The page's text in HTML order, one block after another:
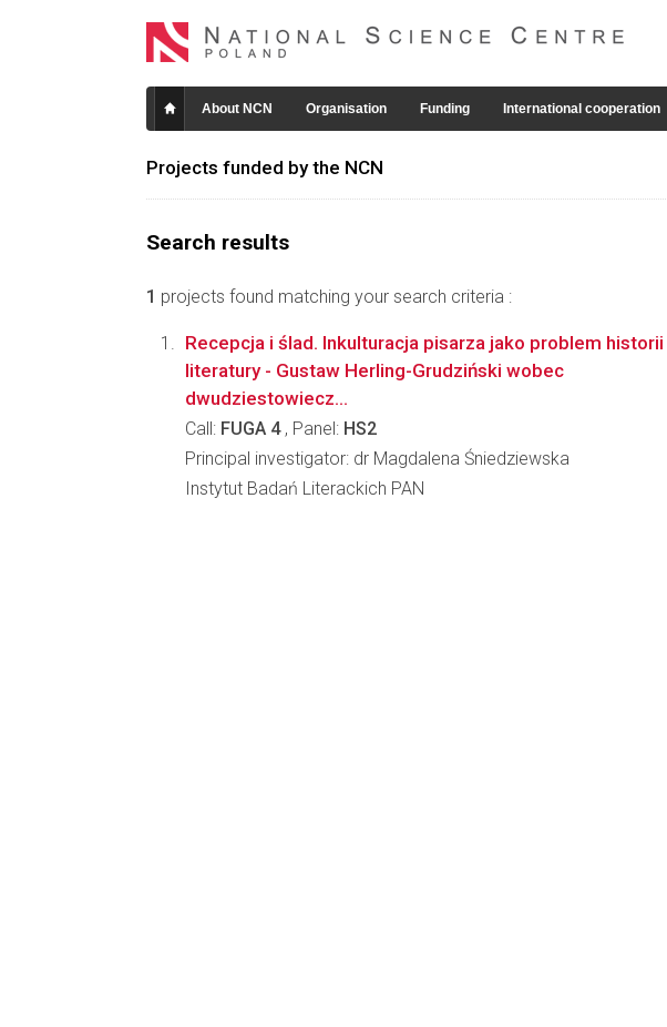
About NCN Organisation Funding International cooperation
Projects funded by the NCN
Search results
1 projects found matching your search criteria :
Recepcja i ślad. Inkulturacja pisarza jako problem historii
literatury - Gustaw Herling-Grudziński wobec
dwudziestowiecz...
Call: FUGA 4, Panel: HS2
Principal investigator: dr Magdalena Śniedziewska
Instytut Badań Literackich PAN